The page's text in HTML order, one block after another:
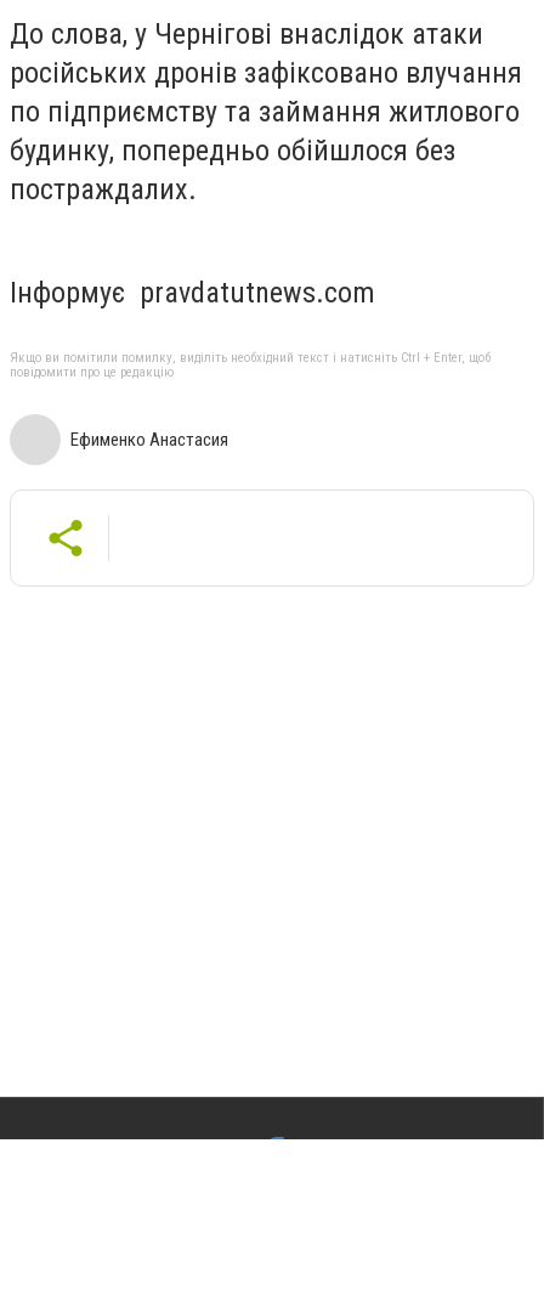
До слова, у Чернігові внаслідок атаки
російських дронів зафіксовано влучання
по підприємству та займання житлового
будинку, попередньо обійшлося без
постраждалих.
Інформує pravdatutnews.com
Якщо ви помітили помилку, виділіть необхідний текст і натисніть Ctrl + Enter, щоб
повідомити про це редакцію
Ефименко Анастасия